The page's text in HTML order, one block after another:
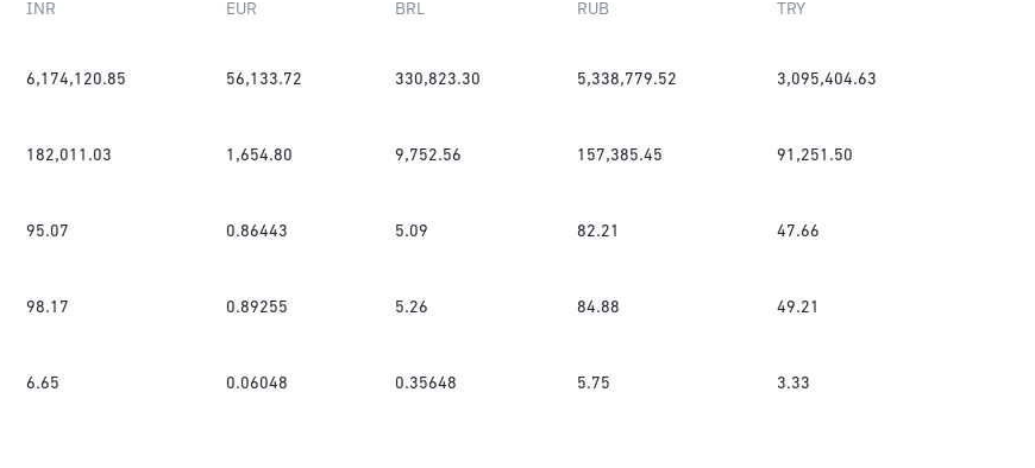
INR EUR BRL RUB TRY
6,174,120.85 56,133.72 330,823.30 5,338,779.52 3,095,404.63
182,011.03 1,654.80 9,752.56 157,385.45 91,251.50
95.07 0.86443 5.09 82.21 47.66
98.17 0.89255 5.26 84.88 49.21
6.65 0.06048 0.35648 5.75 3.33